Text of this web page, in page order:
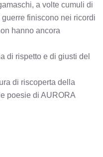
a volte cumuli di
finiscono nei ricordi
hanno ancora
di rispetto e di giusti del
di riscoperta della
poesie di AURORA